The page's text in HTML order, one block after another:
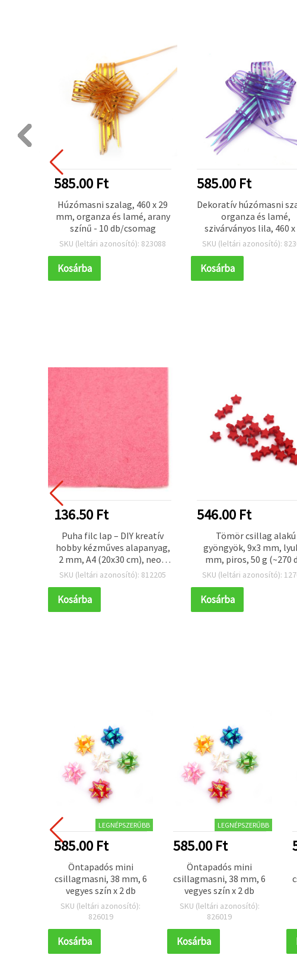
585.00 Ft
Húzómasni szalag, 460 x 29
mm, organza és lamé, arany
színű - 10 db/csomag
SKU (leltári azonosító): 823088
Kosárba
585.00 Ft
Dekoratív húzómasni
organza és lamé,
szivárványos lila, 460 x
mm – 10 db-os
SKU (leltári azonosító):
Kosárba
136.50 Ft
Puha filc lap – DIY kreatív
hobby kézműves alapanyag,
2 mm, A4 (20x30 cm), neon
rózsaszín, 1 db
SKU (leltári azonosító): 812205
Kosárba
546.00 Ft
Tömör csillag alakú
gyöngyök, 9x3 mm,
mm, piros, 50 g (~270
SKU (leltári azonosító):
Kosárba
LEGNÉPSZERŰBB
585.00 Ft
Öntapadós mini
csillagmasni, 38 mm, 6
vegyes szín x 2 db
SKU (leltári azonosító):
826019
Kosárba
LEGNÉPSZERŰBB
585.00 Ft
Öntapadós mini
csillagmasni, 38 mm, 6
vegyes szín x 2 db
SKU (leltári azonosító):
826019
Kosárba